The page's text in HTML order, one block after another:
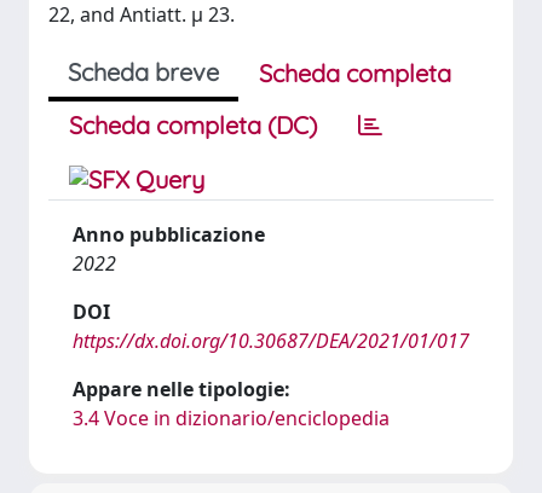
22, and Antiatt. μ 23.
Scheda breve
Scheda completa
Scheda completa (DC)
Anno pubblicazione
2022
DOI
https://dx.doi.org/10.30687/DEA/2021/01/017
Appare nelle tipologie:
3.4 Voce in dizionario/enciclopedia